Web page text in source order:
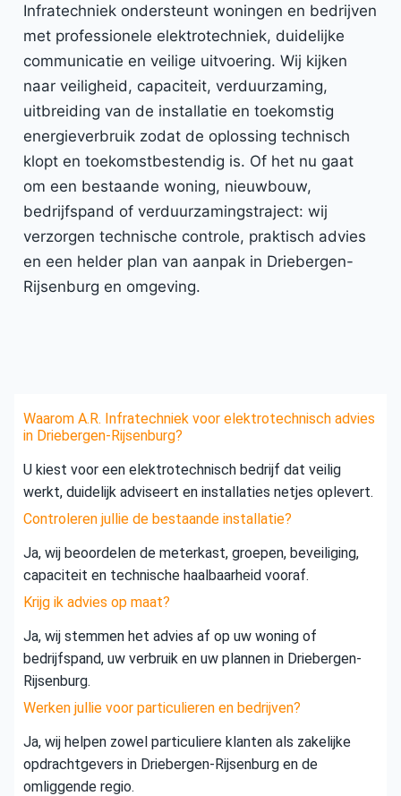
Infratechniek ondersteunt woningen en bedrijven
met professionele elektrotechniek, duidelijke
communicatie en veilige uitvoering. Wij kijken
naar veiligheid, capaciteit, verduurzaming,
uitbreiding van de installatie en toekomstig
energieverbruik zodat de oplossing technisch
klopt en toekomstbestendig is. Of het nu gaat
om een bestaande woning, nieuwbouw,
bedrijfspand of verduurzamingstraject: wij
verzorgen technische controle, praktisch advies
en een helder plan van aanpak in Driebergen-
Rijsenburg en omgeving.
Waarom A.R. Infratechniek voor elektrotechnisch advies
in Driebergen-Rijsenburg?
U kiest voor een elektrotechnisch bedrijf dat veilig
werkt, duidelijk adviseert en installaties netjes oplevert.
Controleren jullie de bestaande installatie?
Ja, wij beoordelen de meterkast, groepen, beveiliging,
capaciteit en technische haalbaarheid vooraf.
Krijg ik advies op maat?
Ja, wij stemmen het advies af op uw woning of
bedrijfspand, uw verbruik en uw plannen in Driebergen-
Rijsenburg.
Werken jullie voor particulieren en bedrijven?
Ja, wij helpen zowel particuliere klanten als zakelijke
opdrachtgevers in Driebergen-Rijsenburg en de
omliggende regio.